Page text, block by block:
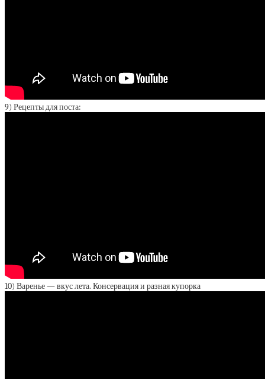
9) Рецепты для поста:
10) Варенье — вкус лета. Консервация и разная купорка